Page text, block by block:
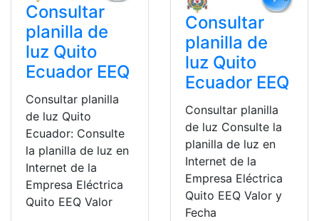
Consultar
planilla de
luz Quito
Ecuador EEQ
Consultar planilla
de luz Quito
Ecuador: Consulte
la planilla de luz en
Internet de la
Empresa Eléctrica
Quito EEQ Valor
Consultar
planilla de
luz Quito
Ecuador EEQ
Consultar planilla
de luz Consulte la
planilla de luz en
Internet de la
Empresa Eléctrica
Quito EEQ Valor y
Fecha